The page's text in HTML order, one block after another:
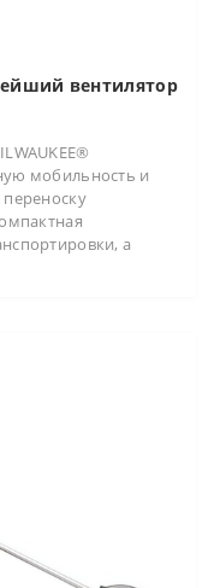
вентилятор
мобильность и
а